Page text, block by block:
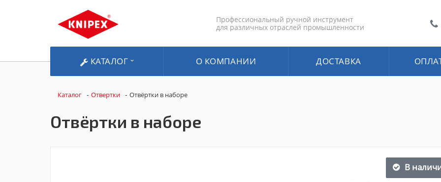
Профессиональный ручной инструмент
для различных отраслей промышленности
КАТАЛОГ О КОМПАНИИ ДОСТАВКА
Каталог - Отвертки - Отвёртки в наборе
Отвёртки в наборе
В